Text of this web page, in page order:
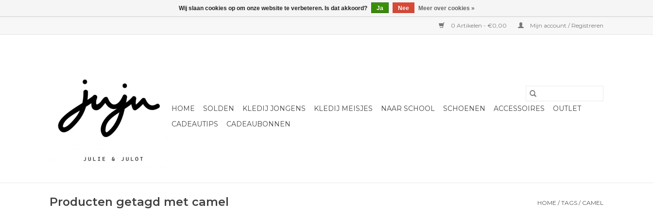
0 Artikelen - €0,00 Mijn account / Registreren
HOME SOLDEN KLEDIJ JONGENS KLEDIJ MEISJES NAAR SCHOOL SCHOENEN ACCESSOIRES
OUTLET
CADEAUTIPS
CADEAUBONNEN
Producten getagd met camel HOME /TAGS / CAMEL
Wij slaan cookies op om onze website te verbeteren. Is dat akkoord? Ja Nee Meer over cookies »